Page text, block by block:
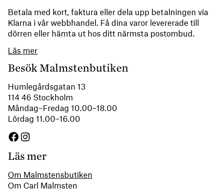
Betala med kort, faktura eller dela upp betalningen via
Klarna i vår webbhandel. Få dina varor levererade till
dörren eller hämta ut hos ditt närmsta postombud.
Läs mer
Besök Malmstenbutiken
Humlegårdsgatan 13
114 46 Stockholm
Måndag–Fredag 10.00–18.00
Lördag 11.00–16.00
Facebook
Instagram
Läs mer
Om Malmstensbutiken
Om Carl Malmsten